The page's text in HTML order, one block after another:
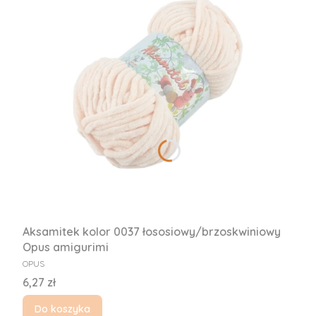
Aksamitek kolor 0037 łososiowy/brzoskwiniowy
Opus amigurimi
PRODUCENT
OPUS
Cena
6,27 zł
Do koszyka